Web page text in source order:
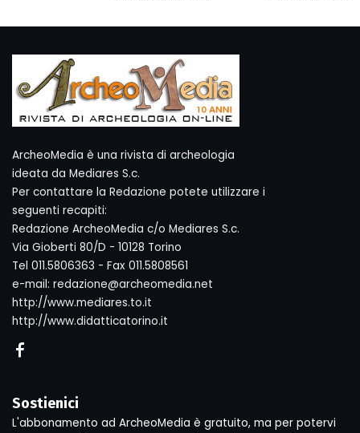
ArcheoMedia è una rivista di archeologia
ideata da Mediares S.c.
Per contattare la Redazione potete utilizzare i
seguenti recapiti:
Redazione ArcheoMedia c/o Mediares S.c.
Via Gioberti 80/D - 10128 Torino
Tel 011.5806363 - Fax 011.5808561
e-mail: redazione@archeomedia.net
http://www.mediares.to.it
http://www.didatticatorino.it
Sostienici
L'abbonamento ad ArcheoMedia è gratuito, ma per potervi